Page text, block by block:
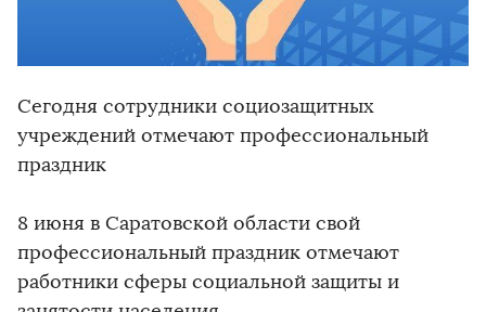
Сегодня сотрудники социозащитных
учреждений отмечают профессиональный
праздник
8 июня в Саратовской области свой
профессиональный праздник отмечают
работники сферы социальной защиты и